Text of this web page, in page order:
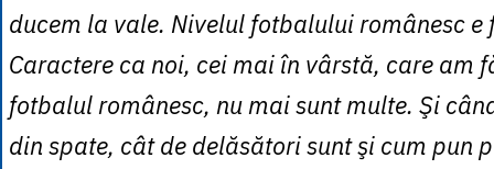
ducem la vale. Nivelul fotbalului românesc e
Caractere ca noi, cei mai în vârstă, care am
fotbalul românesc, nu mai sunt multe. Şi
din spate, cât de delăsători sunt şi cum pun